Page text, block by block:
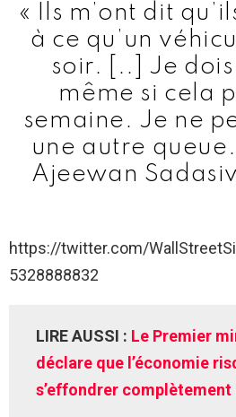
« Ils m’ont dit
à ce qu’un
soir. [..] Je
même si cela
semaine. Je ne
une autre
Ajeewan
https://twitter.com/
5328888832
LIRE AUSSI : Le Premier
déclare que l’économie
s’effondrer complètement